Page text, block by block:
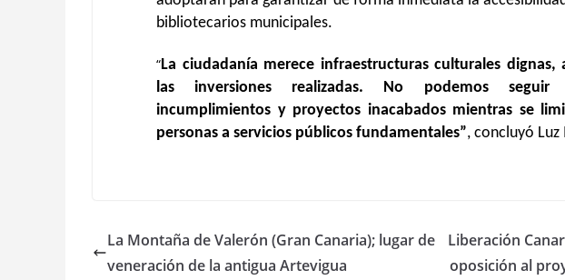
bibliotecarios municipales.
“La ciudadanía merece infraestructuras culturales dignas,
las inversiones realizadas. No podemos seguir
incumplimientos y proyectos inacabados mientras se
personas a servicios públicos fundamentales”, concluyó
La Montaña de Valerón (Gran Canaria); lugar de
veneración de la antigua Artevigua
Liberación
oposición al